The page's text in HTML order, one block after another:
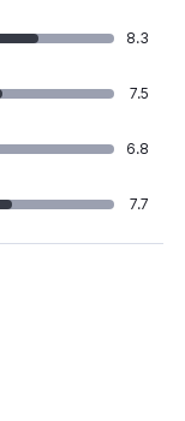
8.3
7.5
6.8
7.7